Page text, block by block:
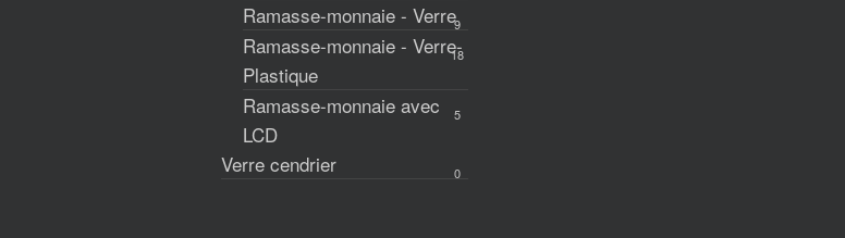
Ramasse-monnaie - Verre9
Ramasse-monnaie - Verre-
Plastique
18
Ramasse-monnaie avec
LCD
5
Verre cendrier 0